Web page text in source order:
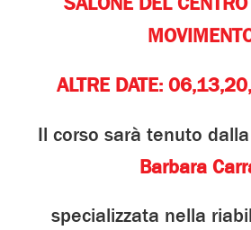
ALTRE DATE:
Il corso sarà tenuto dalla
Barbara
specializzata nella